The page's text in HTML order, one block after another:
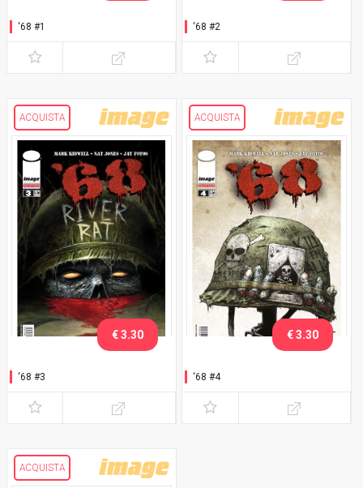
‘68 #1 ‘68 #2
ACQUISTA
‘68 #3
€ 3.30
ACQUISTA
‘68 #4
€ 3.30
ACQUISTA